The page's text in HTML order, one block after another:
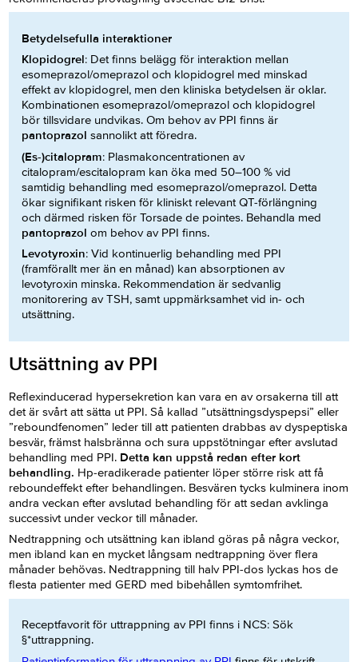
Betydelsefulla interaktioner
Klopidogrel: Det finns belägg för interaktion mellan
esomeprazol/omeprazol och klopidogrel med minskad
effekt av klopidogrel, men den kliniska betydelsen är oklar.
Kombinationen esomeprazol/omeprazol och klopidogrel
bör tillsvidare undvikas. Om behov av PPI finns är
pantoprazol sannolikt att föredra.
(Es-)citalopram: Plasmakoncentrationen av
citalopram/escitalopram kan öka med 50–100 % vid
samtidig behandling med esomeprazol/omeprazol. Detta
ökar signifikant risken för kliniskt relevant QT-förlängning
och därmed risken för Torsade de pointes. Behandla med
pantoprazol om behov av PPI finns.
Levotyroxin: Vid kontinuerlig behandling med PPI
(framförallt mer än en månad) kan absorptionen av
levotyroxin minska. Rekommendation är sedvanlig
monitorering av TSH, samt uppmärksamhet vid in- och
utsättning.
Utsättning av PPI
Reflexinducerad hypersekretion kan vara en av orsakerna till att
det är svårt att sätta ut PPI. Så kallad ”utsättningsdyspepsi” eller
”reboundfenomen” leder till att patienten drabbas av dyspeptiska
besvär, främst halsbränna och sura uppstötningar efter avslutad
behandling med PPI. Detta kan uppstå redan efter kort
behandling. Hp-eradikerade patienter löper större risk att få
reboundeffekt efter behandlingen. Besvären tycks kulminera inom
andra veckan efter avslutad behandling för att sedan avklinga
successivt under veckor till månader.
Nedtrappning och utsättning kan ibland göras på några veckor,
men ibland kan en mycket långsam nedtrappning över flera
månader behövas. Nedtrappning till halv PPI-dos lyckas hos de
flesta patienter med GERD med bibehållen symtomfrihet.
Receptfavorit för uttrappning av PPI finns i NCS: Sök
§*uttrappning.